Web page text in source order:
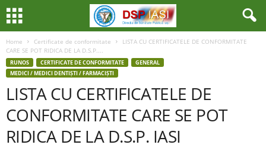
Home Certificate de conformitate
LISTA CU CERTIFICATELE DE CONFORMITATE
CARE SE POT RIDICA DE LA D.S.P....
RUNOS CERTIFICATE DE CONFORMITATE
GENERAL
MEDICI / MEDICI DENTIȘTI / FARMACIȘTI
LISTA CU CERTIFICATELE DE
CONFORMITATE CARE SE POT
RIDICA DE LA D.S.P. IASI